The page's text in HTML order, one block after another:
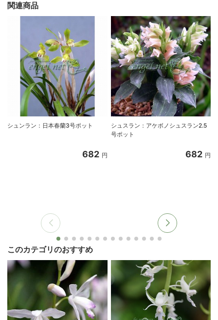
関連商品
シュンラン：日本春蘭3号ポット
682 円
シュスラン：アケボノシュスラン2.5
号ポット
682 円
このカテゴリのおすすめ